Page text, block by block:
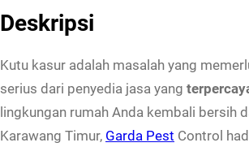
n
n
P
e
m
Deskripsi
Kutu kasur adalah masalah yang
serius dari penyedia jasa yang
lingkungan rumah Anda kembali bersih
Karawang Timur, Garda Pest Control